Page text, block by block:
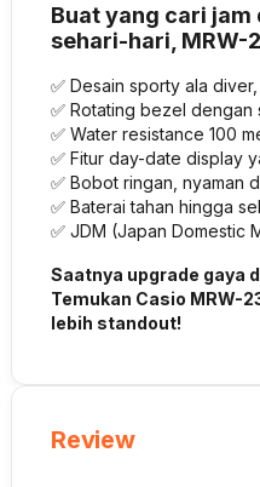
Buat yang cari
sehari-hari, MRW-
✅ Desain sporty ala
✅ Rotating bezel dengan
✅ Water resistance 100
✅ Fitur day-date display
✅ Bobot ringan, nyaman
✅ Baterai tahan hingga
✅ JDM (Japan Domestic
Saatnya upgrade gaya
Temukan Casio MRW-
lebih standout!
Review